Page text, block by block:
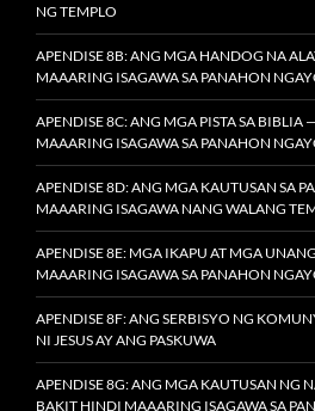
NG TEMPLO
APENDISE 8B: ANG MGA HANDOG NA
MAAARING ISAGAWA SA PANAHON
APENDISE 8C: ANG MGA PISTA SA BIBLIA
MAAARING ISAGAWA SA PANAHON
APENDISE 8D: ANG MGA KAUTUSAN SA
MAAARING ISAGAWA NANG WALANG
APENDISE 8E: MGA IKAPU AT MGA
MAAARING ISAGAWA SA PANAHON
APENDISE 8F: ANG SERBISYO NG
NI JESUS AY ANG PASKUWA
APENDISE 8G: ANG MGA KAUTUSAN NG
BAKIT HINDI MAAARING ISAGAWA SA